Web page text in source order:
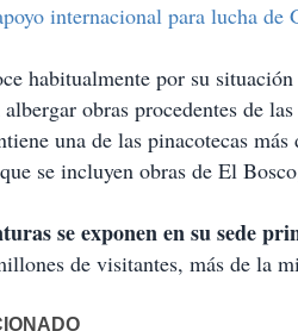
internacional para lucha de
habitualmente por su
albergar obras procedentes de
una de las pinacotecas
se incluyen obras de El
se exponen en su sede
de visitantes, más de la